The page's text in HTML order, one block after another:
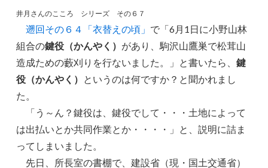
井月さんのこころ シリーズ その６７
遡回その６４「衣替えの頃」 で「6月1日に小野山林
組合の鍵役（かんやく） があり、駒沢山鷹巣で松茸山
造成ための藪刈りを行ないました。」と書いたら、鍵
役（かんやく）
というのは何ですか？と聞かれまし
た。
「う～ん？鍵役は、鍵役でして・・・土地によって
は出払いとか共同作業とか・・・・」と、説明に詰ま
ってしまいました。
先日、所長室の書棚で、建設省（現・国土交通省）